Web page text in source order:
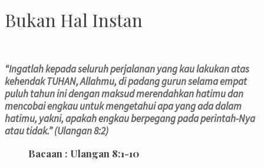
Bukan Hal Instan
“Ingatlah kepada seluruh perjalanan yang kau lakukan atas
kehendak TUHAN, Allahmu, di padang gurun selama empat
puluh tahun ini dengan maksud merendahkan hatimu dan
mencobai engkau untuk mengetahui apa yang ada dalam
hatimu, yakni, apakah engkau berpegang pada perintah-Nya
atau tidak.” (Ulangan 8:2)
Bacaan : Ulangan 8:1-10